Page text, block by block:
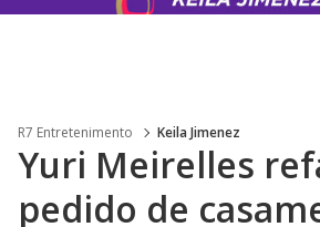
R7 Entretenimento Keila Jimenez
Yuri Meirelles
pedido de